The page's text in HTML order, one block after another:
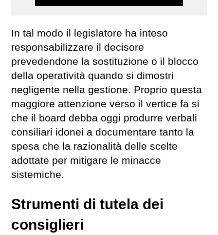
In tal modo il legislatore ha inteso
responsabilizzare il decisore
prevedendone la sostituzione o il blocco
della operatività quando si dimostri
negligente nella gestione. Proprio questa
maggiore attenzione verso il vertice fa si
che il board debba oggi produrre verbali
consiliari idonei a documentare tanto la
spesa che la razionalità delle scelte
adottate per mitigare le minacce
sistemiche.
Strumenti di tutela dei
consiglieri